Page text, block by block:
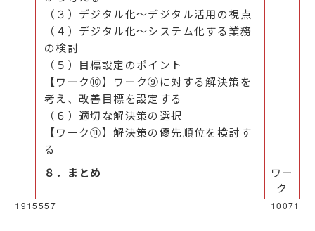
（３）デジタル化～デジタル活用の視点
（４）デジタル化～システム化する業務
の検討
（５）目標設定のポイント
【ワーク⑩】ワーク⑨に対する解決策を
考え、改善目標を設定する
（６）適切な解決策の選択
【ワーク⑪】解決策の優先順位を検討す
る
８．まとめ
ワー
ク
10071
1915557